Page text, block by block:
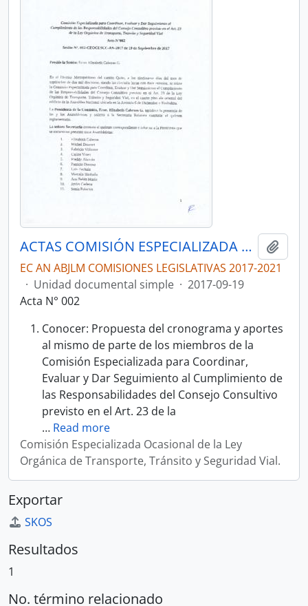
ACTAS COMISIÓN ESPECIALIZADA OCASIONAL DE LA LEY ORGÁNICA DE TRANSPORTE,TRÁNSITO Y SEGURIDAD VIAL.
EC AN ABJLM COMISIONES LEGISLATIVAS 2017-2021
· Unidad documental simple · 2017-09-19
Acta N° 002
Conocer: Propuesta del cronograma y aportes
al mismo de parte de los miembros de la
Comisión Especializada para Coordinar,
Evaluar y Dar Seguimiento al Cumplimiento de
las Responsabilidades del Consejo Consultivo
previsto en el Art. 23 de la
… Read more
Comisión Especializada Ocasional de la Ley
Orgánica de Transporte, Tránsito y Seguridad Vial.
Exportar
SKOS
Resultados
1
No. término relacionado